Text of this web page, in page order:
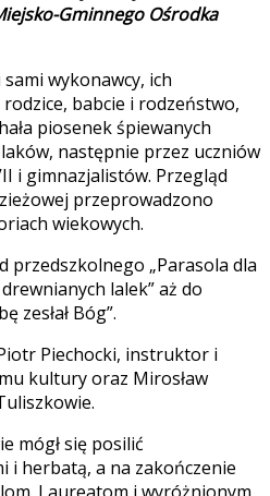
Gminnego Ośrodka
wykonawcy, ich
babcie i rodzeństwo,
piosenek śpiewanych
następnie przez uczniów
i gimnazjalistów. Przegląd
przeprowadzono
wiekowych.
przedszkolnego „Parasola dla
lalek” aż do
zesłał Bóg”.
Piechocki, instruktor i
kultury oraz Mirosław
mógł się posilić
i herbatą, a na zakończenie
Laureatom i wyróżnionym